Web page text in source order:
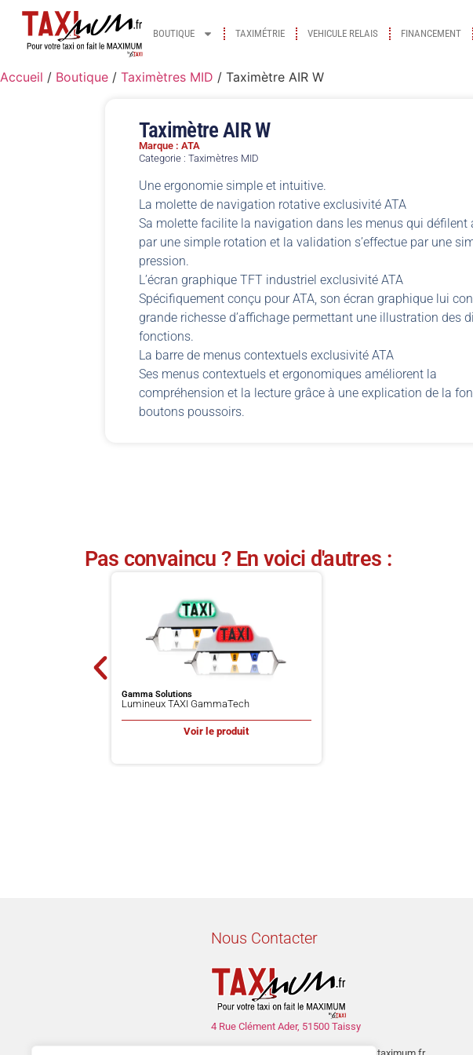
BOUTIQUE TAXIMÉTRIE VEHICULE RELAIS FINANCEMENT
Accueil / Boutique / Taximètres MID / Taximètre AIR W
Taximètre AIR W
Marque : ATA
Categorie : Taximètres MID
Une ergonomie simple et intuitive.
La molette de navigation rotative exclusivité ATA
Sa molette facilite la navigation dans les menus qui défilent
par une simple rotation et la validation s’effectue par une
pression.
L’écran graphique TFT industriel exclusivité ATA
Spécifiquement conçu pour ATA, son écran graphique lui
grande richesse d’affichage permettant une illustration des
fonctions.
La barre de menus contextuels exclusivité ATA
Ses menus contextuels et ergonomiques améliorent la
compréhension et la lecture grâce à une explication de la
boutons poussoirs.
Pas convaincu ? En voici d'autres :
Gamma Solutions
Lumineux TAXI GammaTech
Voir le produit
Nous Contacter
4 Rue Clément Ader, 51500 Taissy